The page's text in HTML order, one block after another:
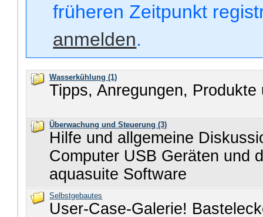
früheren Zeitpunkt
anmelden.
Wasserkühlung (1)
Tipps, Anregungen, Produkte
Überwachung und Steuerung (3)
Hilfe und allgemeine
Computer USB Geräten und
aquasuite Software
Selbstgebautes
User-Case-Galerie!